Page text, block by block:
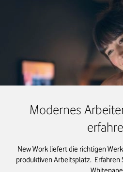
Modernes
New Work liefert die richtigen
produktiven Arbeitsplatz. Erfahren